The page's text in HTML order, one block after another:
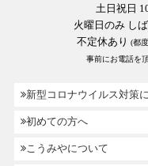
土日祝日
火曜日のみ し
不定休あり (都
事前にお電話を
新型コロナウイルス対策
初めての方へ
こうみやについて